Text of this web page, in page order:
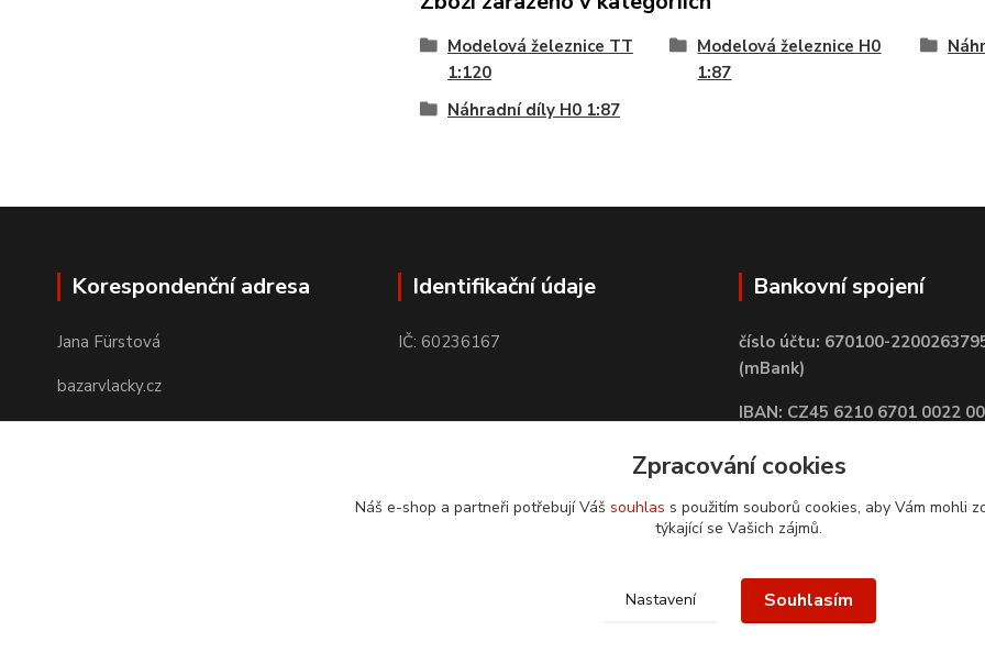
Modelová železnice TT
1:120
Modelová železnice H0
1:87
Náhradní díly H0 1:87
Korespondenční adresa
Jana Fürstová
bazarvlacky.cz
Identifikační údaje
IČ: 60236167
Bankovní spojení
číslo účtu: 670100-
(mBank)
IBAN: CZ45 6210 6701 0022
BIC: BREXCZPPXXX
Zpracování cookies
Náš e-shop a partneři potřebují Váš souhlas s použitím souborů cookies, aby Vám mohli
týkající se Vašich zájmů.
Nastavení Souhlasím